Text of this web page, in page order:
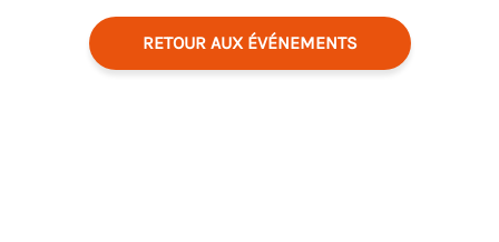
RETOUR AUX ÉVÉNEMENTS